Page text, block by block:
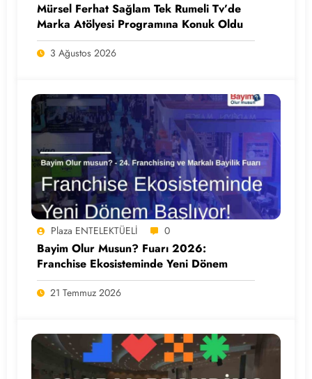
Mürsel Ferhat Sağlam Tek Rumeli Tv’de
Marka Atölyesi Programına Konuk Oldu
3 Ağustos 2026
Plaza ENTELEKTÜELİ 0
Bayim Olur Musun? Fuarı 2026:
Franchise Ekosisteminde Yeni Dönem
21 Temmuz 2026